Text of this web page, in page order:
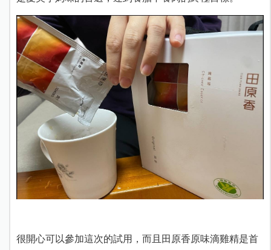
很開心可以參加這次的試用，而且田原香原味滴雞精是首